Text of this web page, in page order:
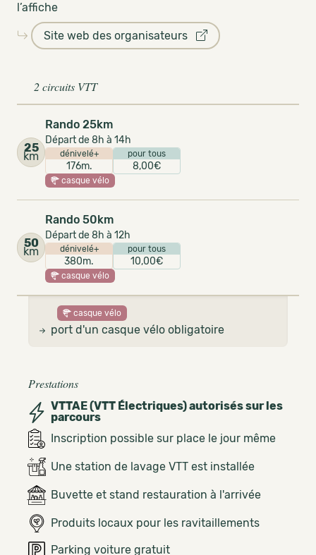
l’affiche
Site web des organisateurs
2 circuits VTT
25
km
Rando 25km
Départ de 8h à 14h
dénivelé+
176m.
pour tous
8,00€
casque vélo
50
km
Rando 50km
Départ de 8h à 12h
dénivelé+
380m.
pour tous
10,00€
casque vélo
casque vélo
port d'un casque vélo obligatoire
Prestations
VTTAE (VTT Électriques) autorisés sur les
parcours
Inscription possible sur place le jour même
Une station de lavage VTT est installée
Buvette et stand restauration à l'arrivée
Produits locaux pour les ravitaillements
Parking voiture gratuit